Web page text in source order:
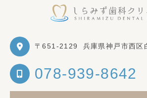
〒651-2129 兵庫県神戸市西
078-939-8642